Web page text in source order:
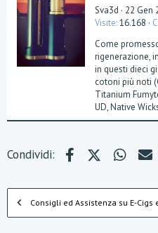
Sva3d 22 Gen
Visite 16.168
Come
rigenerazione,
in questi dieci
cotoni più noti
Titanium
UD, Native
Condividi: FacebookX (Twitter)
Consigli ed Assistenza su E-Cigs